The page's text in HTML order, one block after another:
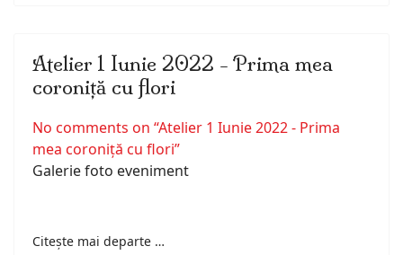
Atelier 1 Iunie 2022 - Prima mea
coroniță cu flori
No comments on “Atelier 1 Iunie 2022 - Prima
mea coroniță cu flori”
Galerie foto eveniment
Citește mai departe …